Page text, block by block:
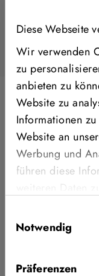
Diese Webseite
Wir verwenden
zu
anbieten zu
Website zu
Informationen
Website an
Werbung und
führen diese
Nutzung der
Notwendig
Präferenzen
MEHR
Weitere